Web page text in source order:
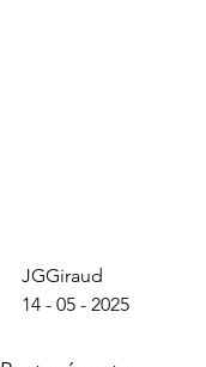
JGGiraud
14 - 05 - 2025